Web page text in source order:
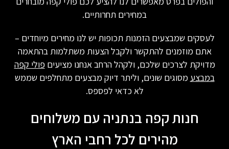
במחירים תחרותיים.
לעסקים שמבצעים הזמנות תכופות יש לנו מחירים מיוחדים –
אתם מוזמנים להתקשר ולקבל הצעות משתלמות בהתאמה
מדויקת לצרכים שלכם, ולקהל הרחב אנחנו מציעיםפולי קפה
במבצע מסוגים שונים, וליתר דיוק מבצעים מתחלפים שממש
לא כדאי לפספס.
חנות קפה בנתניה עם משלוחים
מהירים לכל רחבי הארץ